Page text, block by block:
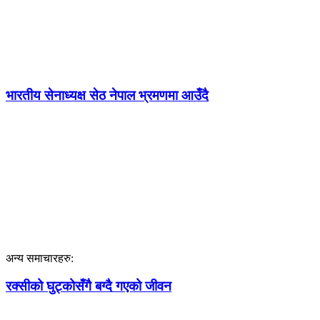
भारतीय सेनाध्यक्ष सेठ नेपाल भ्रमणमा आउँदै
अन्य समाचारहरु:
रक्सीको घुट्कोसँगै बग्दै गएको जीवन